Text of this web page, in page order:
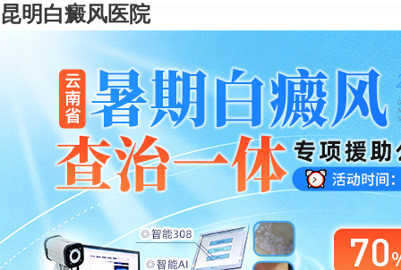
昆明白癜风医院
请问你是有白斑、白癜风问题吗？